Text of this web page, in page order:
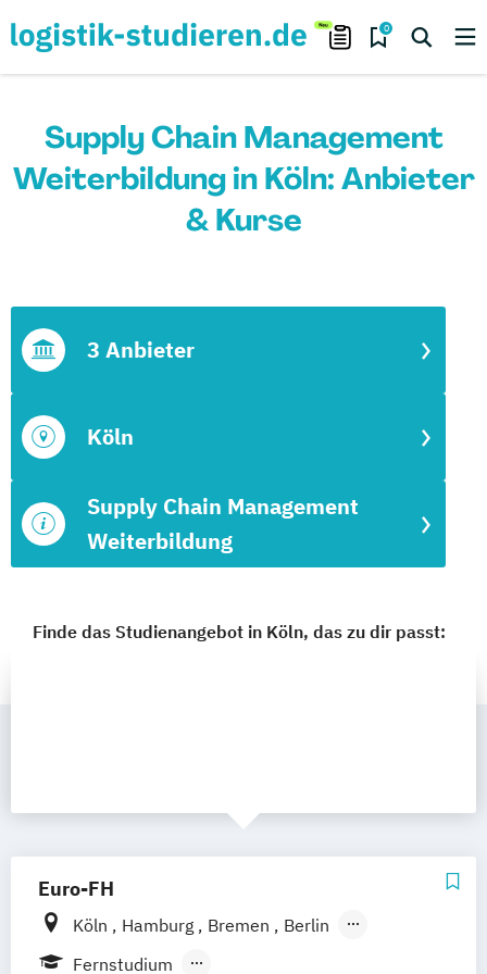
0
Supply Chain Management
Weiterbildung in Köln: Anbieter
& Kurse
Supply Chain Management
Weiterbildung
Köln
3 Anbieter
Finde das Studienangebot in Köln, das zu dir passt:
Euro-FH
Köln Hamburg Bremen
Berlin
Göttingen
Fernstudium